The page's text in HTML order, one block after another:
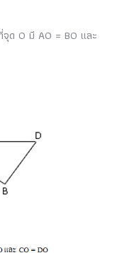
จุด O มี AO = BO และ